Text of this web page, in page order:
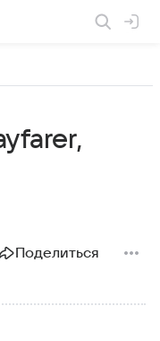
Поделиться